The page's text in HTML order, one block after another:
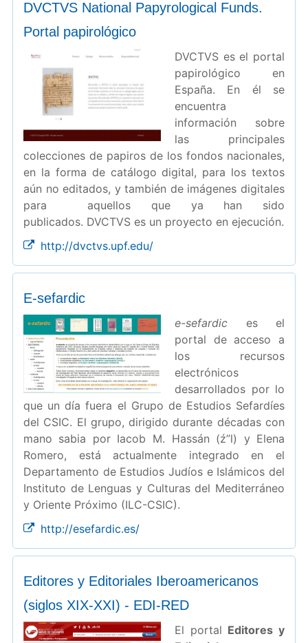
DVCTVS National Papyrological Funds.
Portal papirológico
DVCTVS es el portal
papirológico en
España. En él se
encuentra
información sobre
las principales
colecciones de papiros de los fondos nacionales,
en la forma de catálogo digital, para los textos
aún no editados, y también de imágenes digitales
para aquellos que ya han sido
publicados. DVCTVS es un proyecto en ejecución.
http://dvctvs.upf.edu/
E-sefardic
e-sefardices el
portal de acceso a
los recursos
electrónicos
desarrollados por lo
que un día fuera el Grupo de Estudios Sefardíes
del CSIC. El grupo, dirigido durante décadas con
mano sabia por Iacob M. Hassán (ź”l) y Elena
Romero, está actualmente integrado en el
Departamento de Estudios Judíos e Islámicos del
Instituto de Lenguas y Culturas del Mediterráneo
y Oriente Próximo (ILC-CSIC).
http://esefardic.es/
Editores y Editoriales Iberoamericanos
(siglos XIX-XXI) - EDI-RED
El portal Editores y